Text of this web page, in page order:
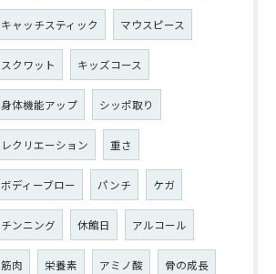
キャッチスティック マウスピース
スクワット キッズコース
身体機能アップ シッポ取り
レクリエーション 重さ
ボディーブロー パンチ ケガ
チンニング 休館日 アルコール
筋肉 栄養素 アミノ酸 骨の成長